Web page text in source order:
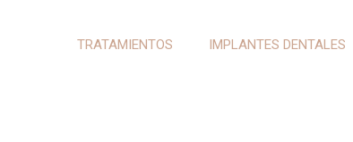
TRATAMIENTOS IMPLANTES DENTALES